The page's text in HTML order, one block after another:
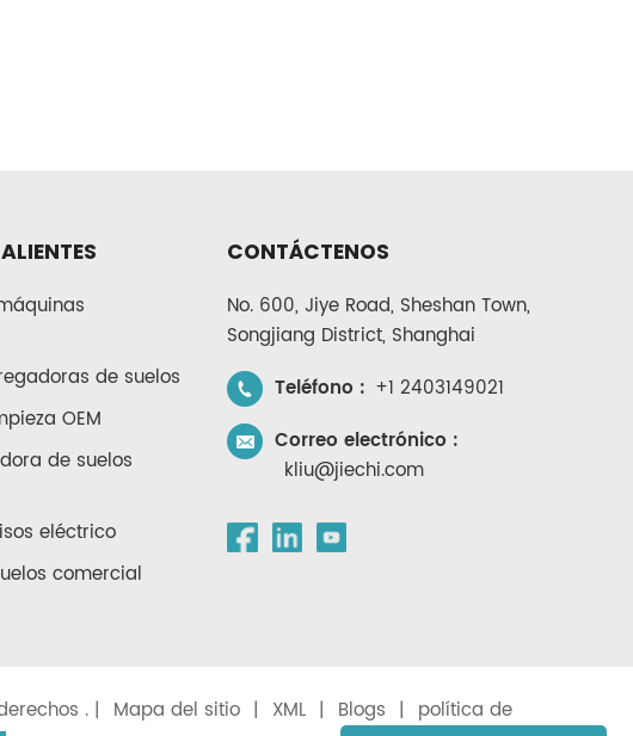
de suelos
OEM
de suelos
eléctrico
comercial
CONTÁCTENOS
No. 600, Jiye Road, Sheshan Town,
Songjiang District, Shanghai
Teléfono : +1 2403149021
Correo electrónico :
kliu@jiechi.com
. | Mapa del sitio | XML | Blogs | política de